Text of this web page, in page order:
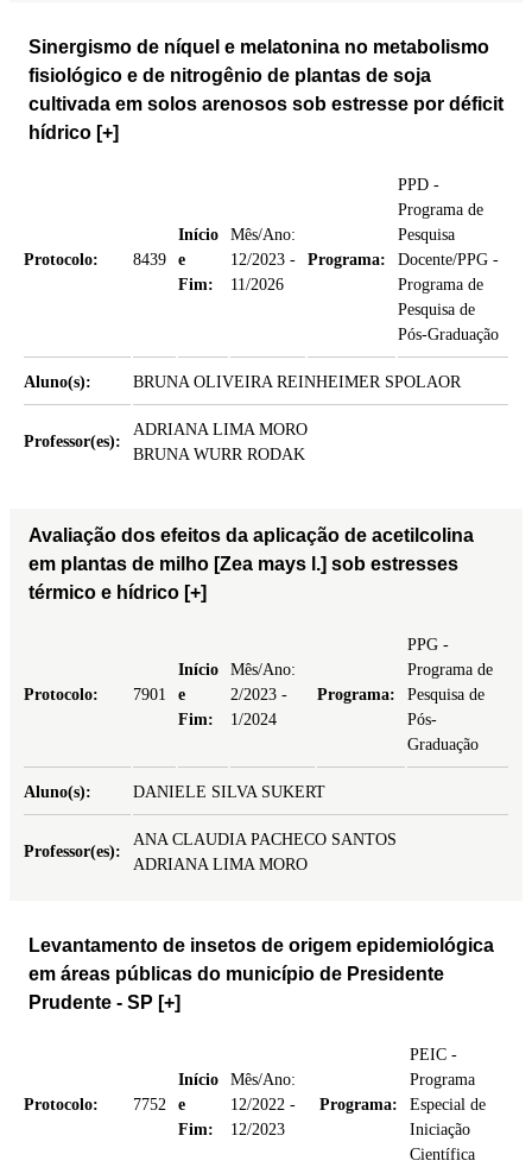
Sinergismo de níquel e melatonina no metabolismo
fisiológico e de nitrogênio de plantas de soja
cultivada em solos arenosos sob estresse por déficit
hídrico [+]
Protocolo: 8439
Início
e
Fim:
Mês/Ano:
12/2023 -
11/2026
Programa:
PPD -
Programa de
Pesquisa
Docente/PPG -
Programa de
Pesquisa de
Pós-Graduação
Aluno(s): BRUNA OLIVEIRA REINHEIMER SPOLAOR
Professor(es):
ADRIANA LIMA MORO
BRUNA WURR RODAK
Avaliação dos efeitos da aplicação de acetilcolina
em plantas de milho [Zea mays l.] sob estresses
térmico e hídrico [+]
Protocolo: 7901
Início
e
Fim:
Mês/Ano:
2/2023 -
1/2024
Programa:
PPG -
Programa de
Pesquisa de
Pós-
Graduação
Aluno(s): DANIELE SILVA SUKERT
Professor(es):
ANA CLAUDIA PACHECO SANTOS
ADRIANA LIMA MORO
Levantamento de insetos de origem epidemiológica
em áreas públicas do município de Presidente
Prudente - SP [+]
Protocolo: 7752
Início
e
Fim:
Mês/Ano:
12/2022 -
12/2023
Programa:
PEIC -
Programa
Especial de
Iniciação
Científica